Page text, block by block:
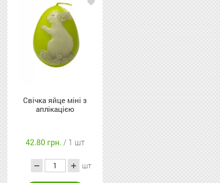
Свічка яйце міні з
аплікацією
42.80 грн. / 1 шт
шт